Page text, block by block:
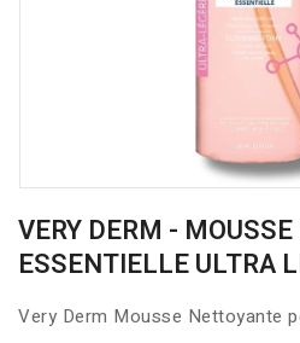
VERY DERM -
ESSENTIELLE ULTRA
Very Derm Mousse Nettoyante